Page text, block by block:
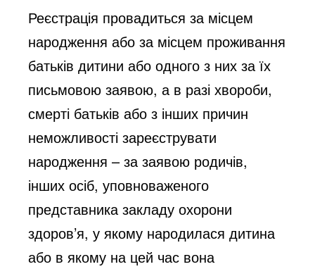
Реєстрація провадиться за місцем
народження або за місцем проживання
батьків дитини або одного з них за їх
письмовою заявою, а в разі хвороби,
смерті батьків або з інших причин
неможливості зареєструвати
народження – за заявою родичів,
інших осіб, уповноваженого
представника закладу охорони
здоров’я, у якому народилася дитина
або в якому на цей час вона